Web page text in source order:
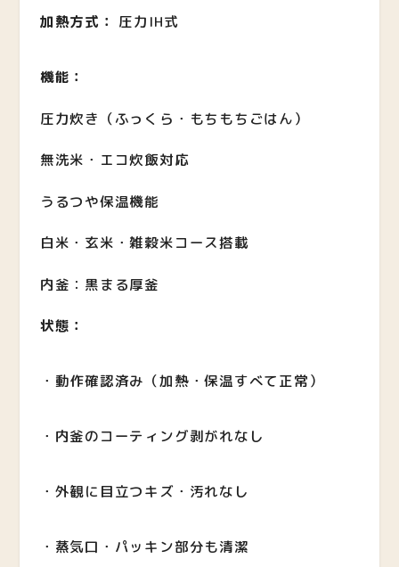
加熱方式： 圧力IH式
機能：
圧力炊き（ふっくら・もちもちごはん）
無洗米・エコ炊飯対応
うるつや保温機能
白米・玄米・雑穀米コース搭載
内釜：黒まる厚釜
状態：
・動作確認済み（加熱・保温すべて正常）
・内釜のコーティング剥がれなし
・外観に目立つキズ・汚れなし
・蒸気口・パッキン部分も清潔